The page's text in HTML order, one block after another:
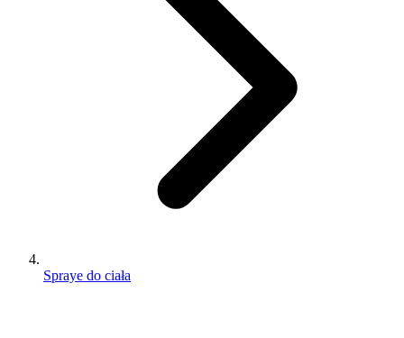
Spraye do ciała